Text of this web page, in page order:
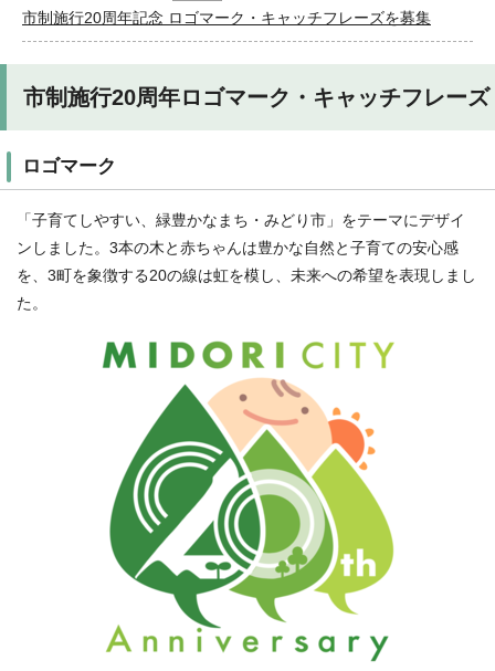
市制施行20周年記念 ロゴマーク・キャッチフレーズを募集
市制施行20周年ロゴマーク・キャッチフレーズ
ロゴマーク
「子育てしやすい、緑豊かなまち・みどり市」をテーマにデザイ
ンしました。3本の木と赤ちゃんは豊かな自然と子育ての安心感
を、3町を象徴する20の線は虹を模し、未来への希望を表現しまし
た。